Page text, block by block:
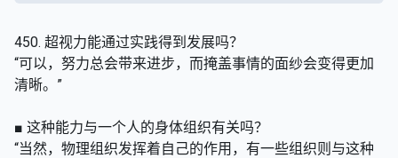
450. 超视力能通过实践得到发展吗？
“可以，努力总会带来进步，而掩盖事情的面纱会变得更加
清晰。”
■ 这种能力与一个人的身体组织有关吗？
“当然，物理组织发挥着自己的作用，有一些组织则与这种